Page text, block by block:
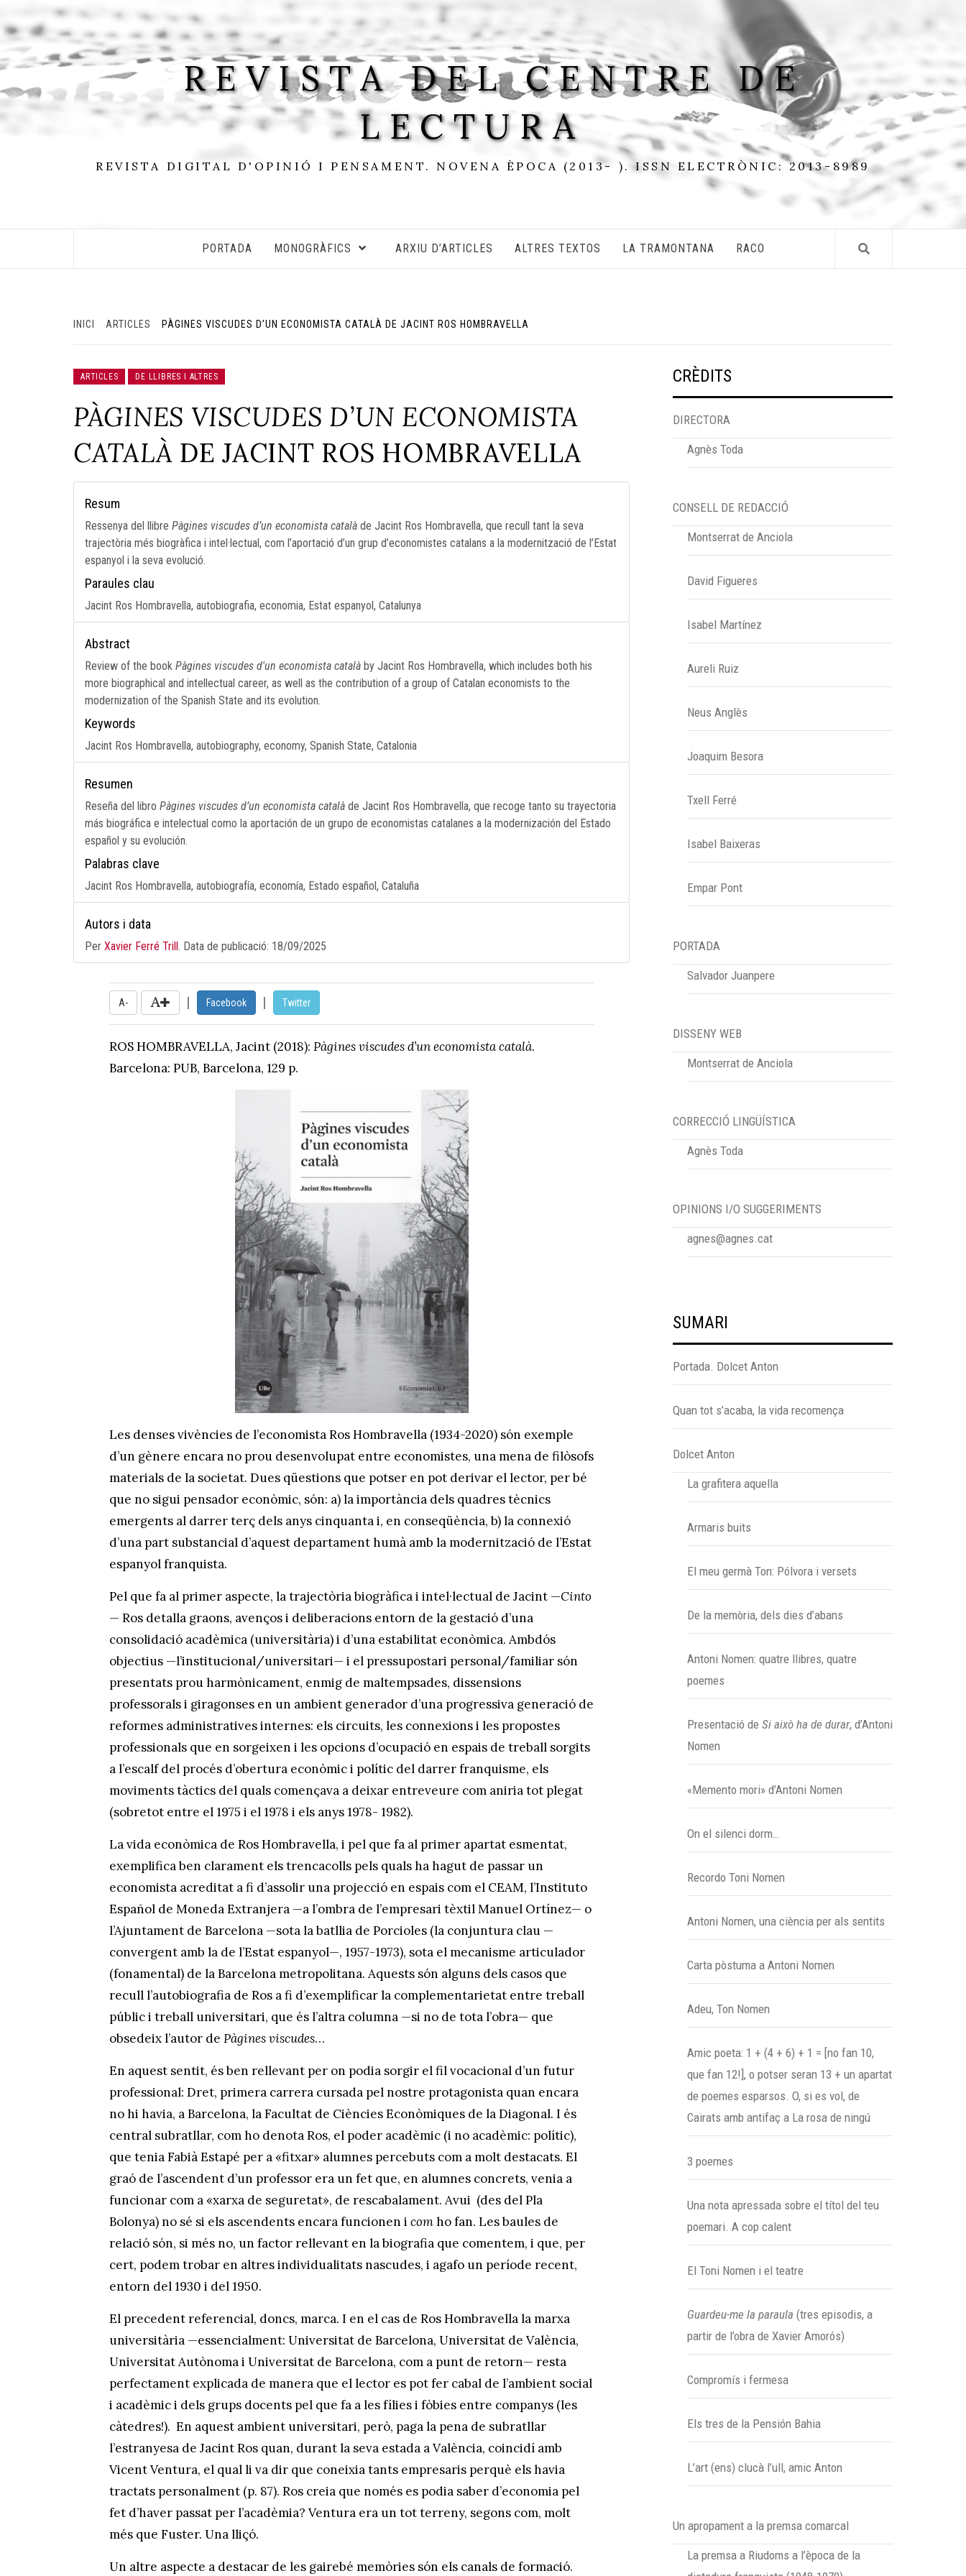
to
content
REVISTA DEL CENTRE DE
LECTURA
REVISTA DIGITAL D'OPINIÓ I PENSAMENT. NOVENA ÈPOCA (2013- ). ISSN ELECTRÒNIC: 2013-8989
PORTADA MONOGRÀFICS ARXIU D’ARTICLES ALTRES TEXTOS LA TRAMONTANA RACO
INICI ARTICLES PÀGINES VISCUDES D’UN ECONOMISTA CATALÀ DE JACINT ROS HOMBRAVELLA
ARTICLES DE LLIBRES I ALTRES
PÀGINES VISCUDES D’UN ECONOMISTA
CATALÀ DE JACINT ROS HOMBRAVELLA
Resum
Ressenya del llibre Pàgines viscudes d’un economista català de Jacint Ros Hombravella, que recull tant la seva
trajectòria més biogràfica i intel·lectual, com l’aportació d’un grup d’economistes catalans a la modernització de l’Estat
espanyol i la seva evolució.
Paraules clau
Jacint Ros Hombravella, autobiografia, economia, Estat espanyol, Catalunya
Abstract
Review of the book Pàgines viscudes d'un economista català by Jacint Ros Hombravella, which includes both his
more biographical and intellectual career, as well as the contribution of a group of Catalan economists to the
modernization of the Spanish State and its evolution.
Keywords
Jacint Ros Hombravella, autobiography, economy, Spanish State, Catalonia
Resumen
Reseña del libro Pàgines viscudes d’un economista català de Jacint Ros Hombravella, que recoge tanto su trayectoria
más biográfica e intelectual como la aportación de un grupo de economistas catalanes a la modernización del Estado
español y su evolución.
Palabras clave
Jacint Ros Hombravella, autobiografía, economía, Estado español, Cataluña
Autors i data
Per Xavier Ferré Trill. Data de publicació: 18/09/2025
A- | Facebook | Twitter
ROS HOMBRAVELLA, Jacint (2018): Pàgines viscudes d’un economista català.
Barcelona: PUB, Barcelona, 129 p.
Les denses vivències de l’economista Ros Hombravella (1934-2020) són exemple
d’un gènere encara no prou desenvolupat entre economistes, una mena de filòsofs
materials de la societat. Dues qüestions que potser en pot derivar el lector, per bé
que no sigui pensador econòmic, són: a) la importància dels quadres tècnics
emergents al darrer terç dels anys cinquanta i, en conseqüència, b) la connexió
d’una part substancial d’aquest departament humà amb la modernització de l’Estat
espanyol franquista.
Pel que fa al primer aspecte, la trajectòria biogràfica i intel·lectual de Jacint —Cinto
— Ros detalla graons, avenços i deliberacions entorn de la gestació d’una
consolidació acadèmica (universitària) i d’una estabilitat econòmica. Ambdós
objectius —l’institucional/universitari— i el pressupostari personal/familiar són
presentats prou harmònicament, enmig de maltempsades, dissensions
professorals i giragonses en un ambient generador d’una progressiva generació de
reformes administratives internes: els circuits, les connexions i les propostes
professionals que en sorgeixen i les opcions d’ocupació en espais de treball sorgits
a l’escalf del procés d’obertura econòmic i polític del darrer franquisme, els
moviments tàctics del quals començava a deixar entreveure com aniria tot plegat
(sobretot entre el 1975 i el 1978 i els anys 1978- 1982).
La vida econòmica de Ros Hombravella, i pel que fa al primer apartat esmentat,
exemplifica ben clarament els trencacolls pels quals ha hagut de passar un
economista acreditat a fi d’assolir una projecció en espais com el CEAM, l’Instituto
Español de Moneda Extranjera —a l’ombra de l’empresari tèxtil Manuel Ortínez— o
l’Ajuntament de Barcelona —sota la batllia de Porcioles (la conjuntura clau —
convergent amb la de l’Estat espanyol—, 1957-1973), sota el mecanisme articulador
(fonamental) de la Barcelona metropolitana. Aquests són alguns dels casos que
recull l’autobiografia de Ros a fi d’exemplificar la complementarietat entre treball
públic i treball universitari, que és l’altra columna —si no de tota l’obra— que
obsedeix l’autor de Pàgines viscudes…
En aquest sentit, és ben rellevant per on podia sorgir el fil vocacional d’un futur
professional: Dret, primera carrera cursada pel nostre protagonista quan encara
no hi havia, a Barcelona, la Facultat de Ciències Econòmiques de la Diagonal. I és
central subratllar, com ho denota Ros, el poder acadèmic (i no acadèmic: polític),
que tenia Fabià Estapé per a «fitxar» alumnes percebuts com a molt destacats. El
graó de l’ascendent d’un professor era un fet que, en alumnes concrets, venia a
funcionar com a «xarxa de seguretat», de rescabalament. Avui (des del Pla
Bolonya) no sé si els ascendents encara funcionen i comho fan. Les baules de
relació són, si més no, un factor rellevant en la biografia que comentem, i que, per
cert, podem trobar en altres individualitats nascudes, i agafo un període recent,
entorn del 1930 i del 1950.
El precedent referencial, doncs, marca. I en el cas de Ros Hombravella la marxa
universitària —essencialment: Universitat de Barcelona, Universitat de València,
Universitat Autònoma i Universitat de Barcelona, com a punt de retorn— resta
perfectament explicada de manera que el lector es pot fer cabal de l’ambient social
i acadèmic i dels grups docents pel que fa a les fílies i fòbies entre companys (les
càtedres!). En aquest ambient universitari, però, paga la pena de subratllar
l’estranyesa de Jacint Ros quan, durant la seva estada a València, coincidí amb
Vicent Ventura, el qual li va dir que coneixia tants empresaris perquè els havia
tractats personalment (p. 87). Ros creia que només es podia saber d’economia pel
fet d’haver passat per l’acadèmia? Ventura era un tot terreny, segons com, molt
més que Fuster. Una lliçó.
Un altre aspecte a destacar de les gairebé memòries són els canals de formació.
CRÈDITS
DIRECTORA
Agnès Toda
CONSELL DE REDACCIÓ
Montserrat de Anciola
David Figueres
Isabel Martínez
Aureli Ruiz
Neus Anglès
Joaquim Besora
Txell Ferré
Isabel Baixeras
Empar Pont
PORTADA
Salvador Juanpere
DISSENY WEB
Montserrat de Anciola
CORRECCIÓ LINGÜÍSTICA
Agnès Toda
OPINIONS I/O SUGGERIMENTS
agnes@agnes.cat
SUMARI
Portada. Dolcet Anton
Quan tot s’acaba, la vida recomença
Dolcet Anton
La grafitera aquella
Armaris buits
El meu germà Ton: Pólvora i versets
De la memòria, dels dies d’abans
Antoni Nomen: quatre llibres, quatre
poemes
Presentació de Si això ha de durar, d’Antoni
Nomen
«Memento mori» d’Antoni Nomen
On el silenci dorm…
Recordo Toni Nomen
Antoni Nomen, una ciència per als sentits
Carta pòstuma a Antoni Nomen
Adeu, Ton Nomen
Amic poeta: 1 + (4 + 6) + 1 = [no fan 10,
que fan 12!], o potser seran 13 + un apartat
de poemes esparsos. O, si es vol, de
Cairats amb antifaç a La rosa de ningú
3 poemes
Una nota apressada sobre el títol del teu
poemari. A cop calent
El Toni Nomen i el teatre
Guardeu-me la paraula (tres episodis, a
partir de l’obra de Xavier Amorós)
Compromís i fermesa
Els tres de la Pensión Bahia
L’art (ens) clucà l’ull, amic Anton
Un apropament a la premsa comarcal
La premsa a Riudoms a l’època de la